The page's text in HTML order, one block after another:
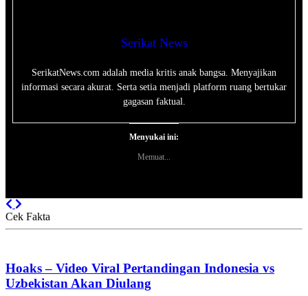
Serikat News
SerikatNews.com adalah media kritis anak bangsa. Menyajikan
informasi secara akurat. Serta setia menjadi platform ruang bertukar
gagasan faktual.
Menyukai ini:
Memuat...
Previous
Cek Fakta
Hoaks – Video Viral Pertandingan Indonesia vs
Uzbekistan Akan Diulang